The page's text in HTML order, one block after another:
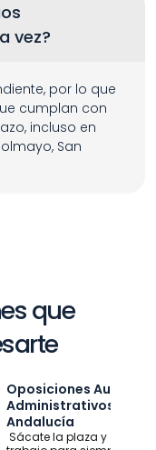
vez?
por lo que
cumplan con
incluso en
San
que
Oposiciones
Administrativos
Andalucía
Sácate la plaza y